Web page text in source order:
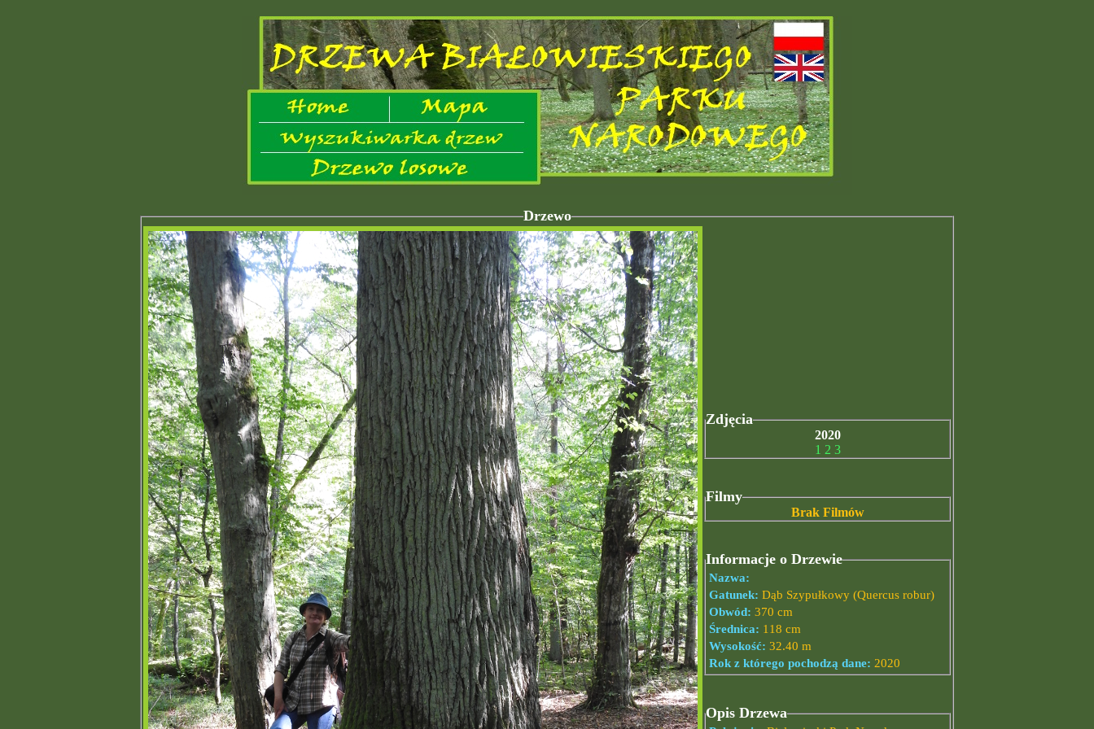
Drzewo
Zdjęcia
2020
1 2 3
Filmy
Brak Filmów
Informacje o Drzewie
Nazwa:
Gatunek: Dąb Szypułkowy (Quercus robur)
Obwód: 370 cm
Średnica: 118 cm
Wysokość: 32.40 m
Rok z którego pochodzą dane: 2020
Opis Drzewa